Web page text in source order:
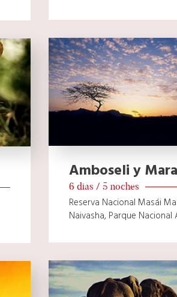
Amboseli y Mara
6 dias / 5 noches
Reserva Nacional Masái
Naivasha, Parque Nacional